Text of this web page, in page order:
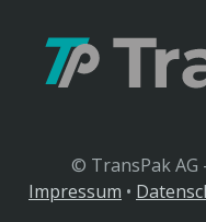
© TransPak AG
Impressum •